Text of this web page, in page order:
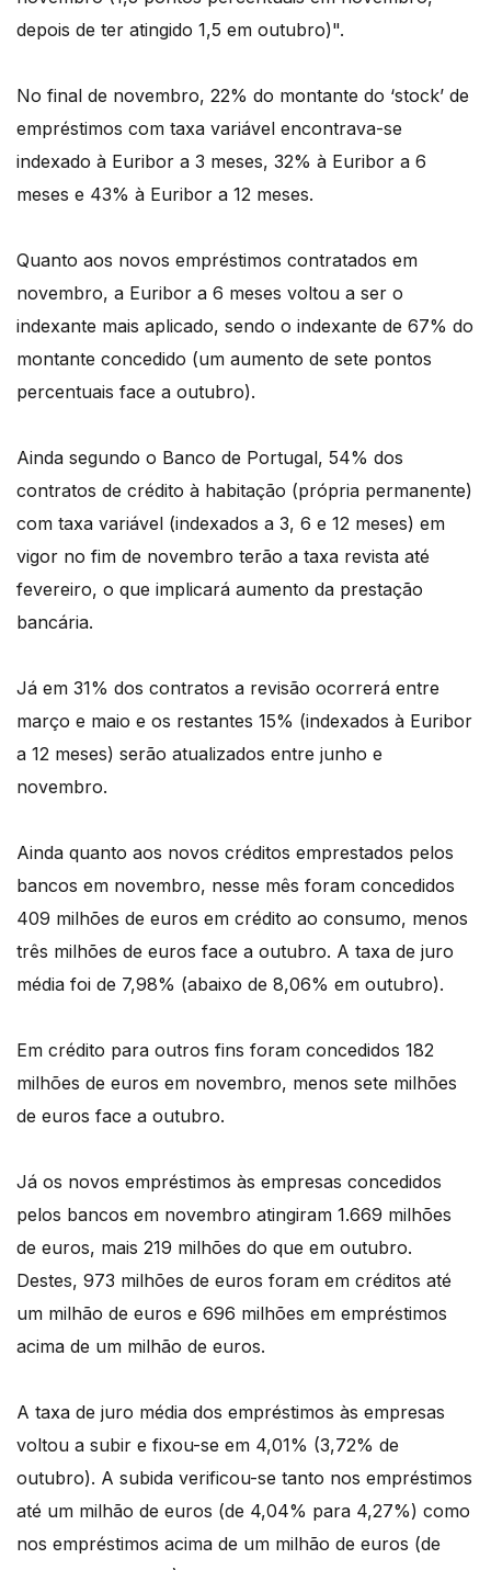
depois de ter atingido 1,5 em outubro)".
No final de novembro, 22% do montante do ‘stock’ de
empréstimos com taxa variável encontrava-se
indexado à Euribor a 3 meses, 32% à Euribor a 6
meses e 43% à Euribor a 12 meses.
Quanto aos novos empréstimos contratados em
novembro, a Euribor a 6 meses voltou a ser o
indexante mais aplicado, sendo o indexante de 67% do
montante concedido (um aumento de sete pontos
percentuais face a outubro).
Ainda segundo o Banco de Portugal, 54% dos
contratos de crédito à habitação (própria permanente)
com taxa variável (indexados a 3, 6 e 12 meses) em
vigor no fim de novembro terão a taxa revista até
fevereiro, o que implicará aumento da prestação
bancária.
Já em 31% dos contratos a revisão ocorrerá entre
março e maio e os restantes 15% (indexados à Euribor
a 12 meses) serão atualizados entre junho e
novembro.
Ainda quanto aos novos créditos emprestados pelos
bancos em novembro, nesse mês foram concedidos
409 milhões de euros em crédito ao consumo, menos
três milhões de euros face a outubro. A taxa de juro
média foi de 7,98% (abaixo de 8,06% em outubro).
Em crédito para outros fins foram concedidos 182
milhões de euros em novembro, menos sete milhões
de euros face a outubro.
Já os novos empréstimos às empresas concedidos
pelos bancos em novembro atingiram 1.669 milhões
de euros, mais 219 milhões do que em outubro.
Destes, 973 milhões de euros foram em créditos até
um milhão de euros e 696 milhões em empréstimos
acima de um milhão de euros.
A taxa de juro média dos empréstimos às empresas
voltou a subir e fixou-se em 4,01% (3,72% de
outubro). A subida verificou-se tanto nos empréstimos
até um milhão de euros (de 4,04% para 4,27%) como
nos empréstimos acima de um milhão de euros (de